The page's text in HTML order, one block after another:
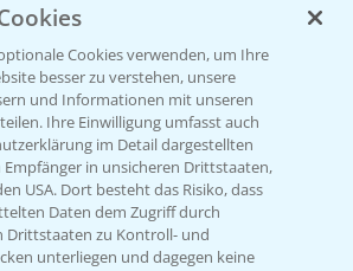
sicher entsorgen
und Termine
Notfall
auf WhatsApp
Cookies verwenden, um Ihre
besser zu verstehen, unsere
und Informationen mit unseren
Ihre Einwilligung umfasst auch
im Detail dargestellten
in unsicheren Drittstaaten,
USA. Dort besteht das Risiko, dass
Daten dem Zugriff durch
Drittstaaten zu Kontroll- und
unterliegen und dagegen keine